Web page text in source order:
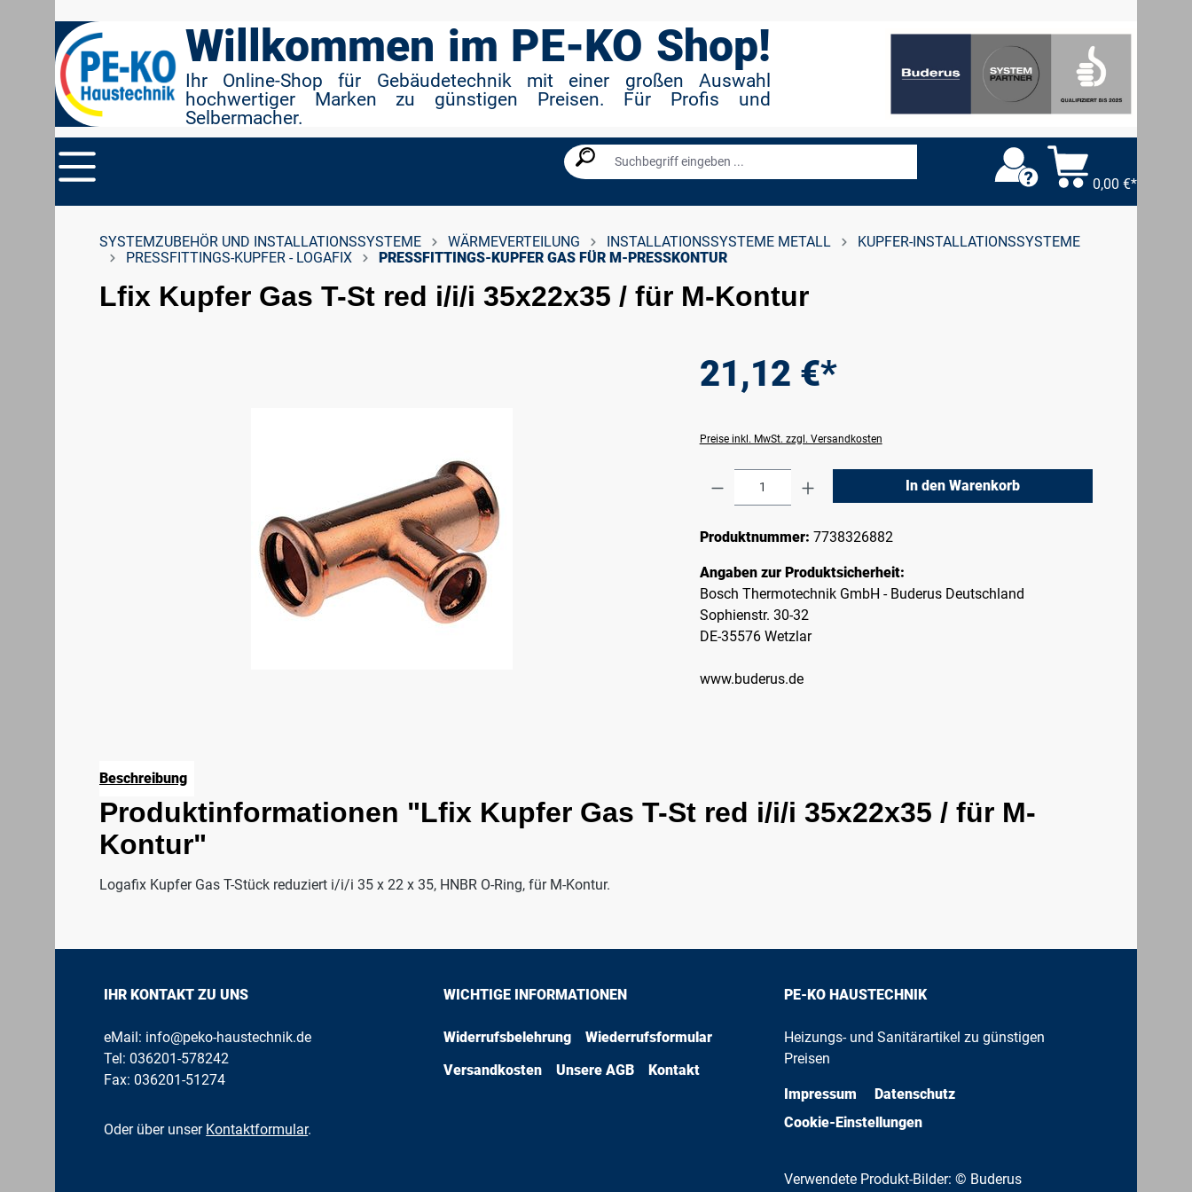
Suche springen
Willkommen im PE-KO Shop!
Ihr Online-Shop für Gebäudetechnik mit einer großen Auswahl
hochwertiger Marken zu günstigen Preisen. Für Profis und
Selbermacher.
0,00 €*
SYSTEMZUBEHÖR UND INSTALLATIONSSYSTEME WÄRMEVERTEILUNG INSTALLATIONSSYSTEME METALL
KUPFER-INSTALLATIONSSYSTEME
PRESSFITTINGS-KUPFER - LOGAFIX
PRESSFITTINGS-KUPFER GAS FÜR M-PRESSKONTUR
Lfix Kupfer Gas T-St red i/i/i 35x22x35 / für M-Kontur
21,12 €*
Preise inkl. MwSt. zzgl. Versandkosten
Produkt Anzahl: Gib den gewünschten Wert ein
In den Warenkorb
Produktnummer: 7738326882
Angaben zur Produktsicherheit:
Bosch Thermotechnik GmbH - Buderus Deutschland
Sophienstr. 30-32
DE-35576 Wetzlar
www.buderus.de
Beschreibung
Produktinformationen "Lfix Kupfer Gas T-St red i/i/i 35x22x35 / für M-
Kontur"
Logafix Kupfer Gas T-Stück reduziert i/i/i 35 x 22 x 35, HNBR O-Ring, für M-Kontur.
IHR KONTAKT ZU UNS
eMail: info@peko-haustechnik.de
Tel:036201-578242
Fax: 036201-51274
Oder über unser Kontaktformular.
WICHTIGE INFORMATIONEN
Widerrufsbelehrung
Wiederrufsformular
Versandkosten
Unsere AGB Kontakt
PE-KO HAUSTECHNIK
Heizungs- und Sanitärartikel zu günstigen
Preisen
Impressum
Datenschutz
Cookie-Einstellungen
Verwendete Produkt-Bilder: © Buderus